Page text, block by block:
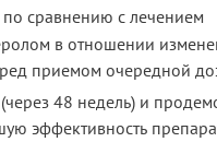
по сравнению с лечением
в отношении
приемом очередной
48 недель) и
эффективность